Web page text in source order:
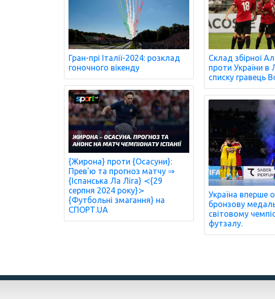
Гран-прі Італії-2024: розклад
гоночного вікенду
{Жирона} проти {Осасуни}:
Прев'ю та прогноз матчу ⇒
{Іспанська Ла Ліга} ≺{29
серпня 2024 року}≻
{Футбольні змагання} на
СПОРТ.UA
Склад збірної
проти України в
списку гравець
Україна вперше
бронзову
світовому
футзалу.